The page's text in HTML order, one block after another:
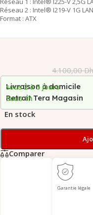
Réseau 2 : Intel® I219-V 1G LAN
Format : ATX
4.100,00
Livraison à domicile
sous 2 à 5 jours
Retrait Tera Magasin
Sous 1h
En stock
Comparer
Garantie légale